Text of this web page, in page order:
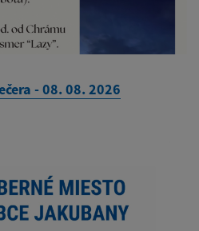
- 08. 08. 2026